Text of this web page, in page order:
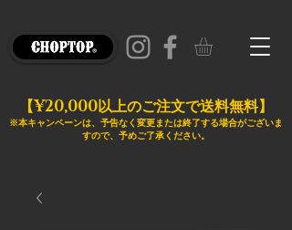
【¥20,000以上のご注文で送料無料】
※本キャンペーンは、予告なく変更または終了する場合がございま
すので、予めご了承ください。